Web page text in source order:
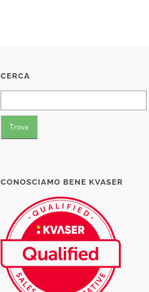
CERCA
CONOSCIAMO BENE KVASER